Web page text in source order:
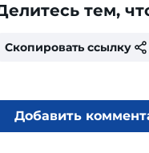
тем,
Скопировать ссылку
Добавить